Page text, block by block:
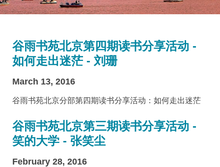
谷雨书苑北京第四期读书分享活动 -
如何走出迷茫 - 刘珊
March 13, 2016
谷雨书苑北京分部第四期读书分享活动：如何走出迷茫
谷雨书苑北京第三期读书分享活动 -
笑的大学 - 张笑尘
February 28, 2016